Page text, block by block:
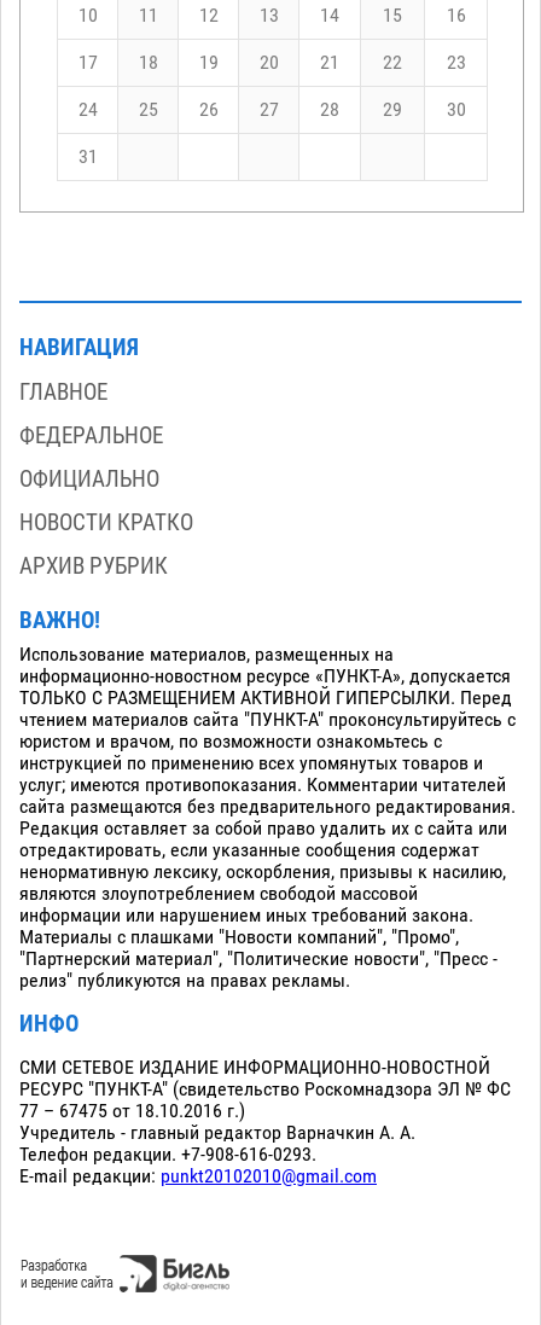
10 11 12 13 14 15 16
17 18 19 20 21 22 23
24 25 26 27 28 29 30
31
НАВИГАЦИЯ
ГЛАВНОЕ
ФЕДЕРАЛЬНОЕ
ОФИЦИАЛЬНО
НОВОСТИ КРАТКО
АРХИВ РУБРИК
ВАЖНО!
Использование материалов, размещенных на
информационно-новостном ресурсе «ПУНКТ-А», допускается
ТОЛЬКО С РАЗМЕЩЕНИЕМ АКТИВНОЙ ГИПЕРСЫЛКИ. Перед
чтением материалов сайта "ПУНКТ-А" проконсультируйтесь с
юристом и врачом, по возможности ознакомьтесь с
инструкцией по применению всех упомянутых товаров и
услуг; имеются противопоказания. Комментарии читателей
сайта размещаются без предварительного редактирования.
Редакция оставляет за собой право удалить их с сайта или
отредактировать, если указанные сообщения содержат
ненормативную лексику, оскорбления, призывы к насилию,
являются злоупотреблением свободой массовой
информации или нарушением иных требований закона.
Материалы с плашками "Новости компаний", "Промо",
"Партнерский материал", "Политические новости", "Пресс -
релиз" публикуются на правах рекламы.
ИНФО
СМИ СЕТЕВОЕ ИЗДАНИЕ ИНФОРМАЦИОННО-НОВОСТНОЙ
РЕСУРС "ПУНКТ-А" (свидетельство Роскомнадзора ЭЛ № ФС
77 – 67475 от 18.10.2016 г.)
Учредитель - главный редактор Варначкин А. А.
Телефон редакции. +7-908-616-0293.
E-mail редакции: punkt20102010@gmail.com